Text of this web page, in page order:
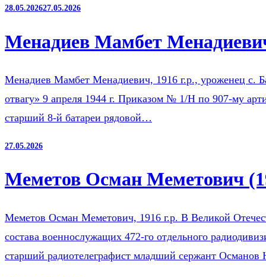
28.05.202627.05.2026
Менадиев Мамбет
Менадиев Мамбет Менадиевич, 1916 г.р., уроженец
отвагу» 9 апреля 1944 г. Приказом № 1/Н по 907-му
старший 8-й батареи рядовой…
27.05.2026
Меметов Осман Меметович
Меметов Осман Меметович, 1916 г.р. В Великой
состава военнослужащих 472-го отдельного
старший радиотелеграфист младший сержант